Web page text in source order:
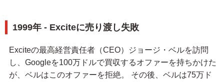
1999年 - Exciteに売り渡し失敗
Exciteの最高経営責任者（CEO）ジョージ・ベルを訪問
し、Googleを100万ドルで買収するオファーを持ちかけた
が、ベルはこのオファーを拒絶。 その後、ベルは75万ド